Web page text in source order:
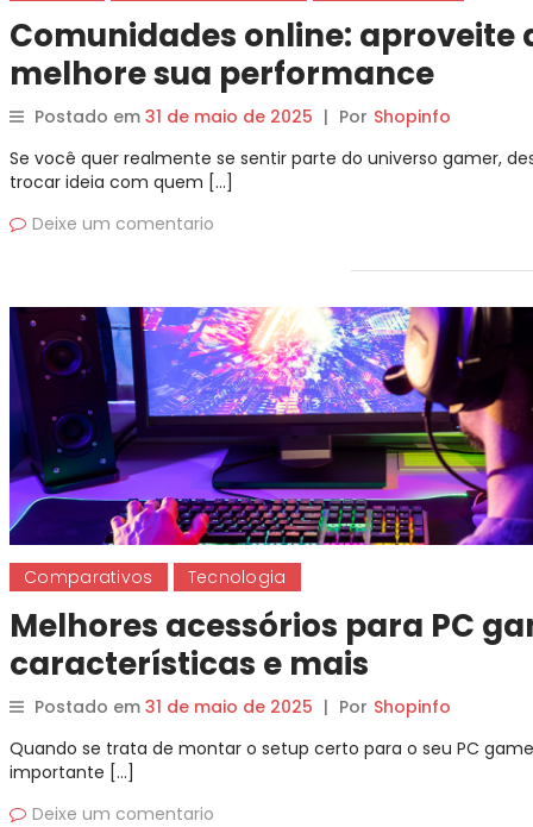
Comunidades online: aproveite
melhore sua performance
Postado em 31 de maio de 2025 | Por Shopinfo
Se você quer realmente se sentir parte do universo gamer,
trocar ideia com quem […]
Deixe um comentario
Comparativos Tecnologia
Melhores acessórios para PC
características e mais
Postado em 31 de maio de 2025 | Por Shopinfo
Quando se trata de montar o setup certo para o seu PC
importante […]
Deixe um comentario